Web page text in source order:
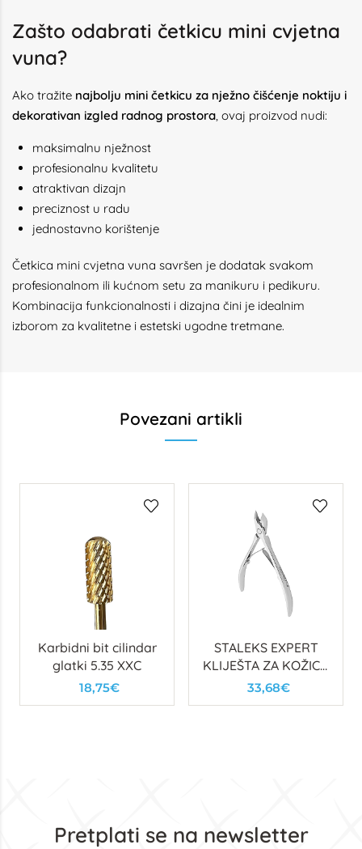
Zašto odabrati četkicu mini cvjetna
vuna?
Ako tražite najbolju mini četkicu za nježno čišćenje noktiju i
dekorativan izgled radnog prostora, ovaj proizvod nudi:
maksimalnu nježnost
profesionalnu kvalitetu
atraktivan dizajn
preciznost u radu
jednostavno korištenje
Četkica mini cvjetna vuna savršen je dodatak svakom
profesionalnom ili kućnom setu za manikuru i pedikuru.
Kombinacija funkcionalnosti i dizajna čini je idealnim
izborom za kvalitetne i estetski ugodne tretmane.
Povezani artikli
Karbidni bit cilindar
glatki 5.35 XXC
18,75€
STALEKS EXPERT
KLIJEŠTA ZA KOŽICU
90 7MM
33,68€
Pretplati se na newsletter